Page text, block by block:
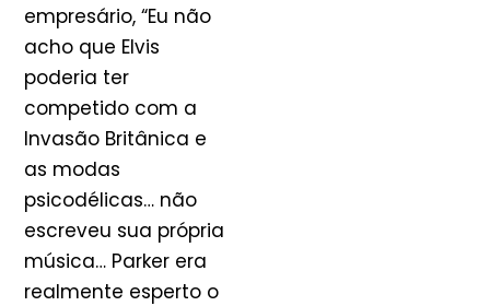
empresário, “Eu não
acho que Elvis
poderia ter
competido com a
Invasão Britânica e
as modas
psicodélicas… não
escreveu sua própria
música… Parker era
realmente esperto o